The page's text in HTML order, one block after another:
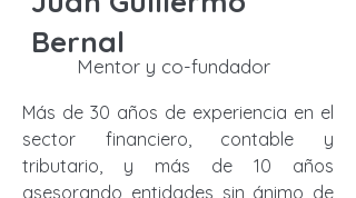
Mentor y co-fundador
Bernal
Más de 30 años de experiencia en el
sector financiero, contable y
tributario, y más de 10 años
asesorando entidades sin ánimo de